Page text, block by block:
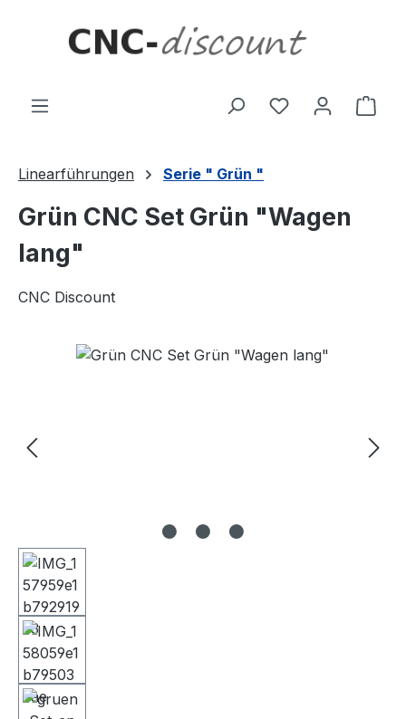
Linearführungen Serie " Grün "
Grün CNC Set Grün "Wagen
lang"
CNC Discount
Bildergalerie überspringen